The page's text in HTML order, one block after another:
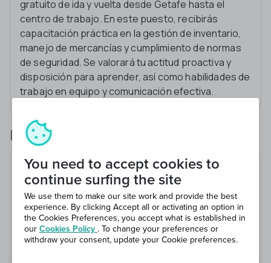
gratuito de ida y vuelta desde Getafe hasta el
centro de trabajo. En este puesto, recibirás
capacitación práctica en la gestión de inventario,
manejo de mercancías y cumplimiento de normas
de seguridad. Se valorará tu actitud proactiva y
disposición para aprender, así como habilidades de
trabajo en equipo y comunicación efectiva.
Lo que harás
Recibir y clasificar mercancías
Preparar pedidos para envío
Realizar inventarios periódicos
Mantener el área de trabajo ordenada
Seguir las normas de seguridad
You need to accept cookies to
continue surfing the site
We use them to make our site work and provide the best
experience. By clicking Accept all or activating an option in
the Cookies Preferences, you accept what is established in
our Cookies Policy . To change your preferences or
withdraw your consent, update your Cookie preferences.